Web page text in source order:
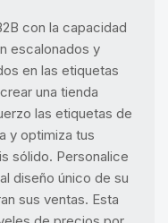
con la capacidad
escalonados y
en las etiquetas
una tienda
las etiquetas de
y optimiza tus
sólido. Personalice
diseño único de su
sus ventas. Esta